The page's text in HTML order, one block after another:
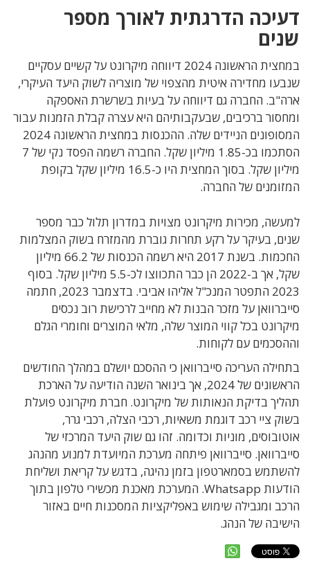
דעיכה הדרגתית לאורך מספר
שנים
במחצית הראשונה 2024 דיווחה מיקרונט על קשיים עסקיים
שנבעו מחדירה איטית מהצפוי של מוצריה לשוק היעד העיקרי,
ארה"ב. החברה גם דיווחה על בעיות בשרשרת האספקה
ומחסור ברכיבים, שבעקבותיהם היא עצרה קבלת הזמנות עבור
המסופונים הניידים שלה. ההכנסות במחצית הראשונה 2024
הסתכמו בכ-1.85 מיליון שקל. החברה רשמה הפסד נקי של 7
מיליון שקל. בסוך המחצית היו כ-16.5 מיליון שקל בקופת
המזומנים של החברה.
למעשה, מכירות מיקרונט מצויות במדרון תלול כבר מספר
שנים, בעיקר על רקע תחרות גוברת מהמזרח בשוק המצלמות
החכמות. בשנת 2017 היא רשמה הכנסות של 66.2 מיליון
שקל, אך ב-2022 הן כבר התכווצו לכ-5.5 מיליון שקל. בסוף
2023 התפטר המנכ"ל אליהו אביבי. בדצמבר 2023, חתמה
סייברוואן על מזכר הבנות לא מחייב לרכישת רוב נכסים
מיקרונט בכל קווי המוצר שלה, מלאי המוצרים וחומרי הגלם
וההסכמים עם לקוחות.
בתחילה העריכה סייברוואן כי ההסכם יושלם במהלך החודשים
הראשונים של 2024, אך בינואר השנה הודיעה על הארכת
תהליך בדיקת הנאותות של מיקרונט. חברת מיקרונט פועלת
בשוק ציי רכב דוגמת משאיות, רכבי הצלה, רכבי גרר,
אוטובוסים, מוניות וכדומה. זהו גם שוק היעד המרכזי של
סייברוואן. סייברוואן פיתחה מערכת המיועדת למנוע מהנהג
להשתמש בסמארטפון בזמן נהיגה, בדגש על קריאת ושליחת
הודעות Whatsapp. המערכת מאכנת מכשירי טלפון בתוך
הרכב ומגבילה שימוש באפליקציות המסכנות חיים באזור
הישיבה של הנהג.